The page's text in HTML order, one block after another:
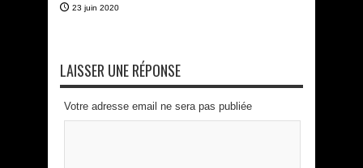
23 juin 2020
LAISSER UNE RÉPONSE
Votre adresse email ne sera pas publiée